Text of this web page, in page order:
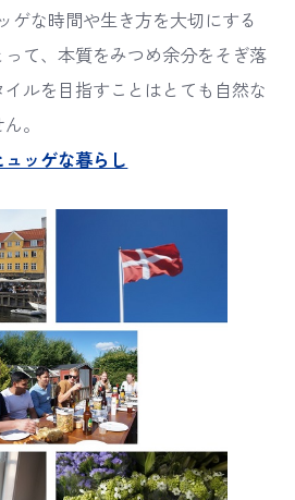
ゲな時間や生き方を大切にする
て、本質をみつめ余分をそぎ落
ルを目指すことはとても自然な
。
ッゲな暮らし